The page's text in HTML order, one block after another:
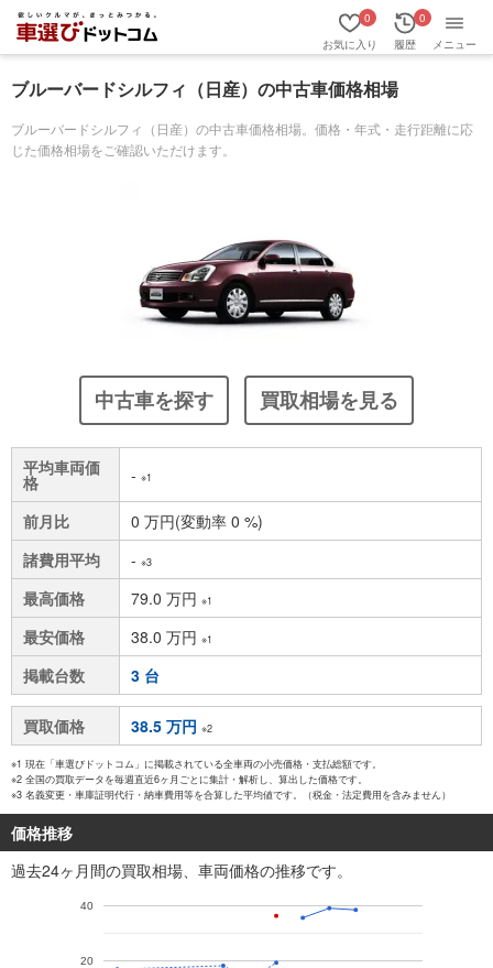
お気に入り
0
履歴
0
メニュー
ブルーバードシルフィ（日産）の中古車価格相場
ブルーバードシルフィ（日産）の中古車価格相場。価格・年式・走行距離に応
じた価格相場をご確認いただけます。
中古車を探す 買取相場を見る
平均車両価
格 - ※1
前月比
0 万円(変動率 0 %)
諸費用平均
- ※3
最高価格 79.0 万円 ※1
最安価格 38.0 万円 ※1
掲載台数 3 台
買取価格 38.5 万円 ※2
※1 現在「車選びドットコム」に掲載されている全車両の小売価格・支払総額です。
※2 全国の買取データを毎週直近6ヶ月ごとに集計・解析し、算出した価格です。
※3 名義変更・車庫証明代行・納車費用等を合算した平均値です。（税金・法定費用を含みません）
価格推移
過去24ヶ月間の買取相場、車両価格の推移です。
20
40